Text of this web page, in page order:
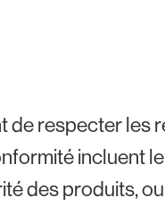
de respecter les
incluent
des produits,